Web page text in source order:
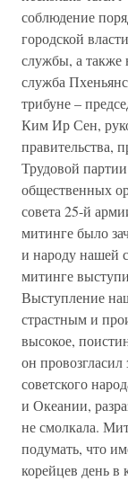
соблюдение
городской
службы, а также
служба
трибуне –
Ким Ир Сен,
правительства,
Трудовой
общественных
совета 25-й
митинге было
и народу нашей
митинге
Выступление
страстным и
высокое,
он
советского
и Океании,
не смолкала.
подумать, что
корейцев день